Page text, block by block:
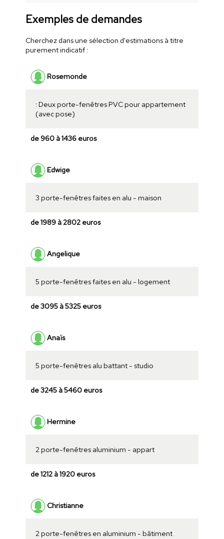
Exemples de demandes
Cherchez dans une sélection d'estimations à titre
purement indicatif :
Rosemonde
: Deux porte-fenêtres PVC pour appartement
(avec pose)
de 960 à 1436 euros
Edwige
3 porte-fenêtres faites en alu - maison
de 1989 à 2802 euros
Angelique
5 porte-fenêtres faites en alu - logement
de 3095 à 5325 euros
Anaïs
5 porte-fenêtres alu battant - studio
de 3245 à 5460 euros
Hermine
2 porte-fenêtres aluminium - appart
de 1212 à 1920 euros
Christianne
2 porte-fenêtres en aluminium - bâtiment